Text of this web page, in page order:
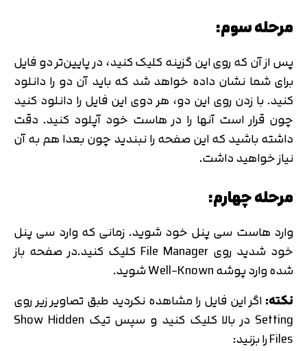
مرحله سوم:
پس از آن که روی این گزینه کلیک کنید، در پایین‌تر دو فایل
برای شما نشان داده خواهد شد که باید آن دو را دانلود
کنید. با زدن روی این دو، هر دوی این فایل را دانلود کنید
چون قرار است آنها را در هاست خود آپلود کنید. دقت
داشته باشید که این صفحه را نبندید چون بعدا هم به آن
نیاز خواهید داشت.
مرحله چهارم:
وارد هاست سی پنل خود شوید. زمانی که وارد سی پنل
خود شدید روی File Manager کلیک کنید.در صفحه باز
شده وارد پوشه Well-Known شوید.
نکته:اگر این فایل را مشاهده نکردید طبق تصاویر زیر روی
Setting در بالا کلیک کنید و سپس تیک Show Hidden
Files را بزنید: